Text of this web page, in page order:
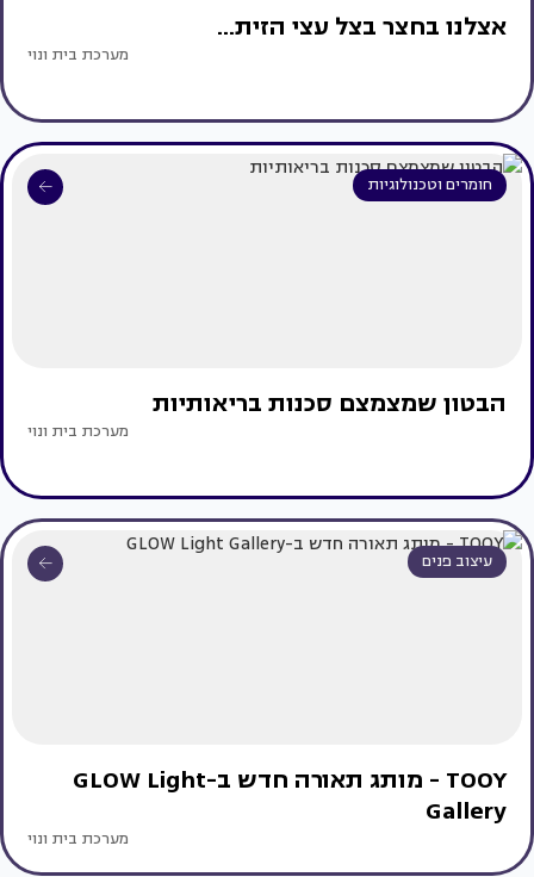
אצלנו בחצר בצל עצי הזית...
מערכת בית ונוי
חומרים וטכנולוגיות
הבטון שמצמצם סכנות בריאותיות
מערכת בית ונוי
עיצוב פנים
TOOY - מותג תאורה חדש ב-GLOW Light
Gallery
מערכת בית ונוי